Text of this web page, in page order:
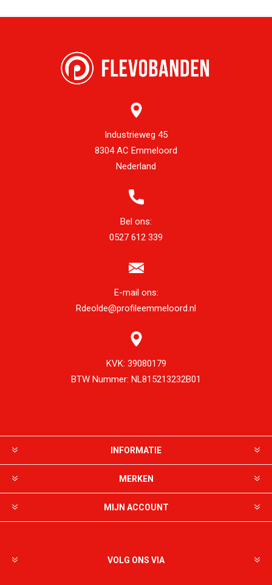
Industrieweg 45
8304 AC Emmeloord
Nederland
Bel ons:
0527 612 339
E-mail ons:
Rdeolde@profileemmeloord.nl
KVK: 39080179
BTW Nummer: NL815213232B01
INFORMATIE
MERKEN
MIJN ACCOUNT
VOLG ONS VIA